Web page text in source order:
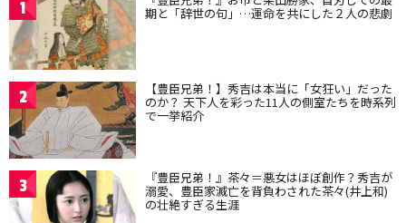
1 期と「辞世の句」…運命を共にした２人の悲劇
2 【豊臣兄弟！】秀吉は本当に「女狂い」だった
のか？ 天下人を彩った11人の側室たちを時系列
で一挙紹介
3 『豊臣兄弟！』茶々＝悪女はほぼ創作？秀吉が
溺愛、豊臣家滅亡を背負わされた茶々(井上和)
の壮絶すぎる生涯